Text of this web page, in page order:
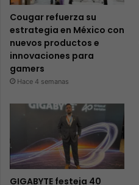
Cougar refuerza su
estrategia en México con
nuevos productos e
innovaciones para
gamers
Hace 4 semanas
GIGABYTE festeja 40